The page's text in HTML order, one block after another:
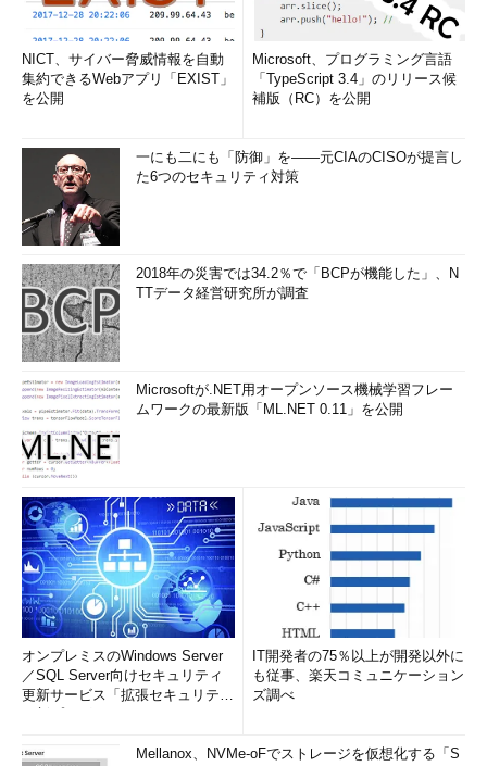
NICT、サイバー脅威情報を自動
集約できるWebアプリ「EXIST」
を公開
Microsoft、プログラミング言語
「TypeScript 3.4」のリリース候
補版（RC）を公開
一にも二にも「防御」を――元CIAのCISOが提言し
た6つのセキュリティ対策
2018年の災害では34.2％で「BCPが機能した」、N
TTデータ経営研究所が調査
Microsoftが.NET用オープンソース機械学習フレー
ムワークの最新版「ML.NET 0.11」を公開
オンプレミスのWindows Server
／SQL Server向けセキュリティ
更新サービス「拡張セキュリティ
IT開発者の75％以上が開発以外に
も従事、楽天コミュニケーション
ズ調べ
Mellanox、NVMe-oFでストレージを仮想化する「S